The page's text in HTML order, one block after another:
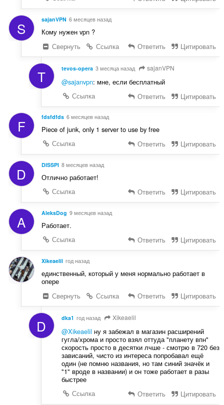
S sajanVPN 6 месяцев назад
Кому нужен vpn ?
Свернуть
Ссылка Ответить Цитировать
T tevos-opera 3 месяца назад sajanVPN
@sajanvpn: мне, если бесплатный
Ссылка
Ответить Цитировать
F fdsfdfds 6 месяцев назад
Piece of junk, only 1 server to use by free
Ссылка
Ответить Цитировать
D DISSPI 8 месяцев назад
Отлично работает!
Ссылка
Ответить Цитировать
A AleksDog 9 месяцев назад
Работает.
Ссылка
Ответить Цитировать
Xikeaelil год назад
единственный, который у меня нормально работает в
опере
Свернуть
Ссылка Ответить Цитировать
D dka1 год назад Xikeaelil
@Xikeaelil ну я забежал в магазин расширений
гугла/хрома и просто взял оттуда "планету впн"
скорость просто в десятки лчше - смотрю в 720 без
зависаний, чисто из интереса попробавал ещё
один (не помню названия, но там синий значёк и
"1" вроде в названии) и он тоже работает в разы
быстрее
Ссылка
Ответить Цитировать